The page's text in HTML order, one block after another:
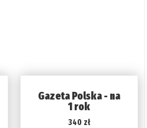
Gazeta Polska - na
1 rok
340 zł